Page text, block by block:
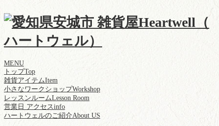
MENU
トップTop
雑貨アイテムItem
小さなワークショップWorkshop
レッスンルームLesson Room
営業日 アクセスinfo
ハートウェルのご紹介About US